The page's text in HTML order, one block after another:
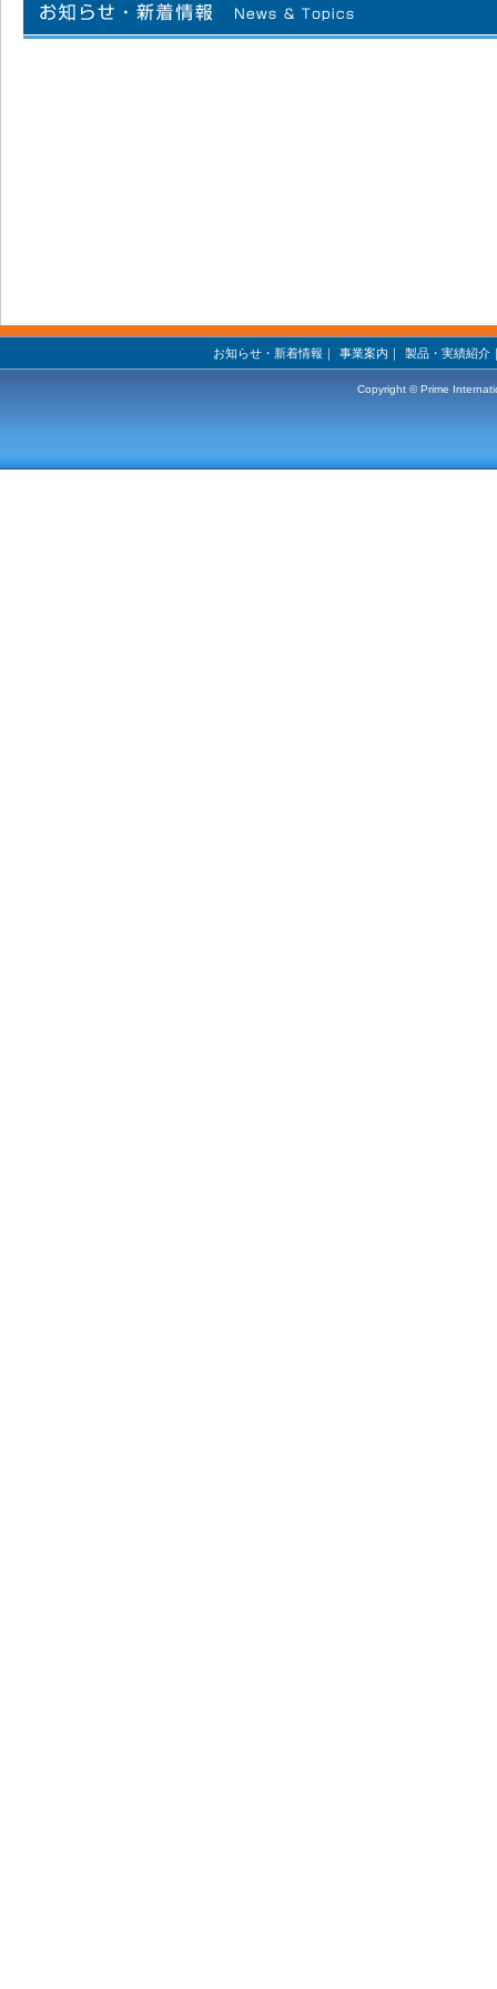
お知らせ・新着情報 ｜ 事業案内 ｜ 製品・実績紹介
Copyright © Prime